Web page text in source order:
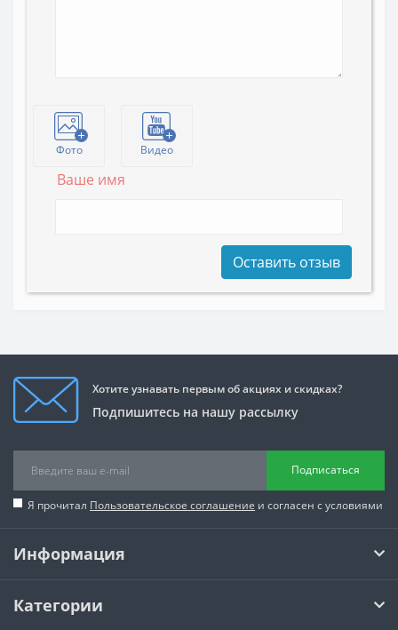
Фото Видео
Ваше имя
Оставить отзыв
Хотите узнавать первым об акциях и скидках?
Подпишитесь на нашу рассылку
Подписаться
Я прочитал Пользовательское соглашение и согласен с условиями
Информация
Категории